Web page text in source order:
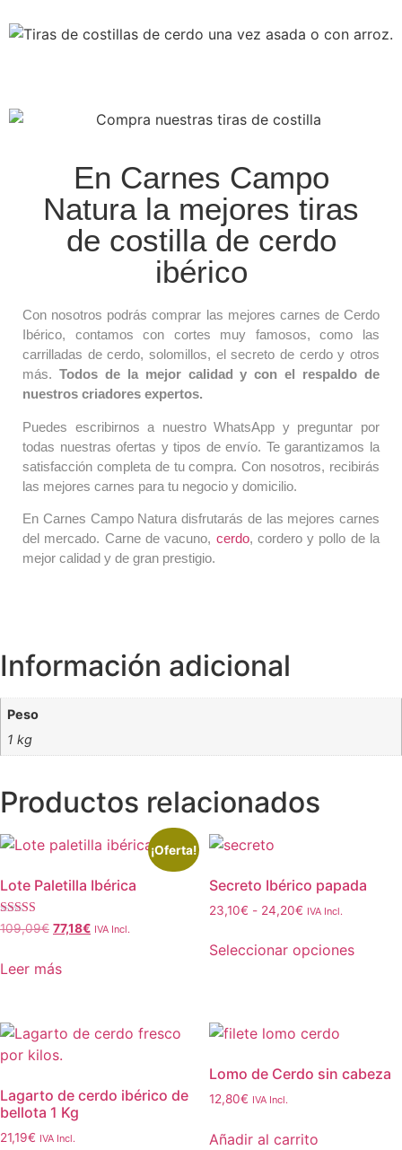
En Carnes Campo
Natura la mejores tiras
de costilla de cerdo
ibérico
Con nosotros podrás comprar las mejores carnes de Cerdo
Ibérico, contamos con cortes muy famosos, como las
carrilladas de cerdo, solomillos, el secreto de cerdo y otros
más. Todos de la mejor calidad y con el respaldo de
nuestros criadores expertos.
Puedes escribirnos a nuestro WhatsApp y preguntar por
todas nuestras ofertas y tipos de envío. Te garantizamos la
satisfacción completa de tu compra. Con nosotros, recibirás
las mejores carnes para tu negocio y domicilio.
En Carnes Campo Natura disfrutarás de las mejores carnes
del mercado. Carne de vacuno, cerdo, cordero y pollo de la
mejor calidad y de gran prestigio.
Información adicional
Peso
1 kg
Productos relacionados
¡Oferta!
Lote Paletilla Ibérica
Valorado
con
de 5
109,09€ 77,18€ IVA Incl.
Leer más
Secreto Ibérico papada
23,10€ - 24,20€ IVA Incl.
Seleccionar opciones
Lagarto de cerdo ibérico de
bellota 1 Kg
21,19€ IVA Incl.
Lomo de Cerdo sin cabeza
12,80€ IVA Incl.
Añadir al carrito